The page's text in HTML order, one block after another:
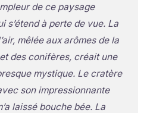
de ce paysage
s’étend à perte de vue. La
mêlée aux arômes de la
des conifères, créait une
mystique. Le cratère
son impressionnante
laissé bouche bée. La